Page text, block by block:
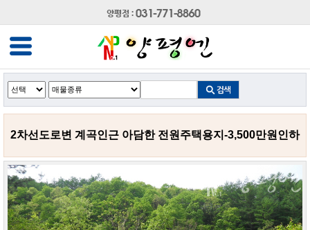
2차선도로변 계곡인근 아담한 전원주택용지-3,500만원인하